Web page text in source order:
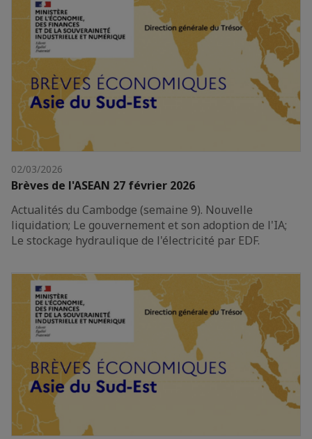
02/03/2026
Brèves de l'ASEAN 27 février 2026
Actualités du Cambodge (semaine 9). Nouvelle
liquidation; Le gouvernement et son adoption de l'IA;
Le stockage hydraulique de l'électricité par EDF.